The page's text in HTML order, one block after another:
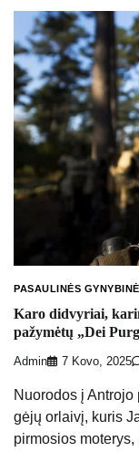
PASAULINĖS
Karo didvyriai,
pažymėtų „Dei
Admin 7 Kovo, 2025
Nuorodos į Antrojo
gėjų orlaivį, kuris
pirmosios